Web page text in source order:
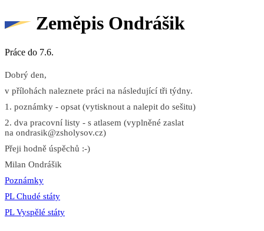
Zeměpis Ondrášik
Práce do 7.6.
Dobrý den,
v přílohách naleznete práci na následující tři týdny.
1. poznámky - opsat (vytisknout a nalepit do sešitu)
2. dva pracovní listy - s atlasem (vyplněné zaslat
na ondrasik@zsholysov.cz)
Přeji hodně úspěchů :-)
Milan Ondrášik
Poznámky
PL Chudé státy
PL Vyspělé státy